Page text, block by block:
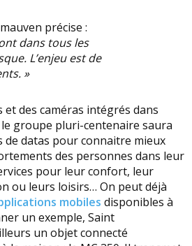
précise :
dans tous les
L’enjeu est de
»
et des caméras intégrés dans
groupe pluri-centenaire saura
de datas pour connaitre mieux
des personnes dans leur
pour leur confort, leur
ou leurs loisirs… On peut déjà
mobiles disponibles à
un exemple, Saint
un objet connecté